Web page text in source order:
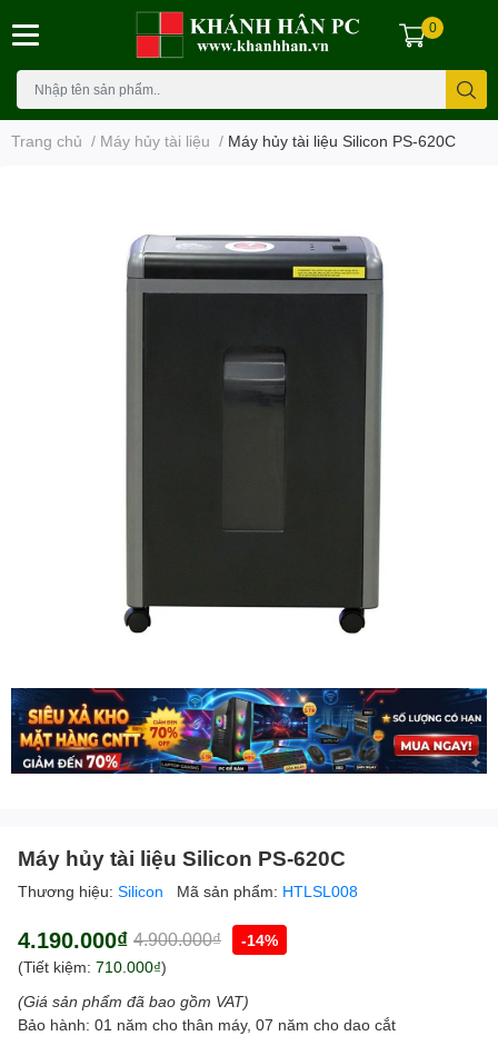
0
Trang chủ / Máy hủy tài liệu / Máy hủy tài liệu Silicon PS-620C
Máy hủy tài liệu Silicon PS-620C
Thương hiệu: Silicon Mã sản phẩm: HTLSL008
4.190.000₫ 4.900.000₫
-14%
(Tiết kiệm: 710.000₫)
(Giá sản phẩm đã bao gồm VAT)
Bảo hành: 01 năm cho thân máy, 07 năm cho dao cắt